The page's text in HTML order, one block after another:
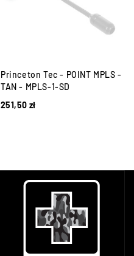
Princeton Tec - POINT MPLS -
TAN - MPLS-1-SD
251,50 zł